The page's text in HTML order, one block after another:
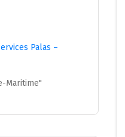
Palas –
Maritime"